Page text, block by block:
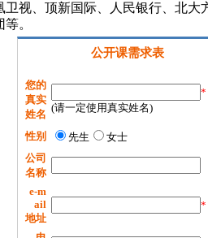
视、顶新国际、人民银行、北
。
公开课需求表
您的
真实
姓名
*
(请一定使用真实姓名)
性别 先生
女士
公司
名称
e-m
ail
地址
*